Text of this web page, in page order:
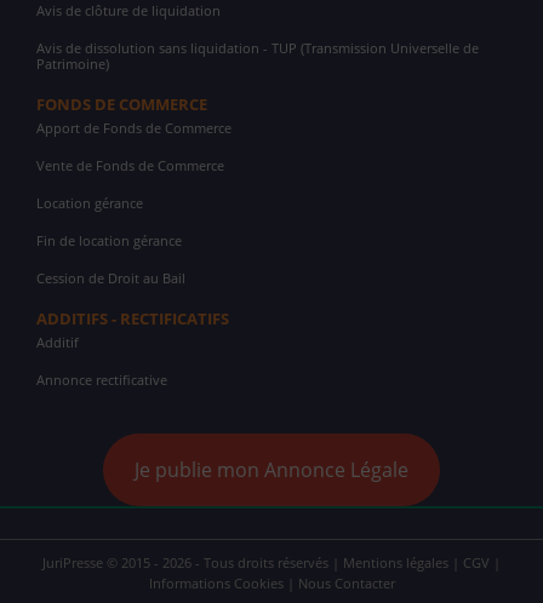
Avis de clôture de liquidation
Avis de dissolution sans liquidation - TUP (Transmission Universelle de
Patrimoine)
FONDS DE COMMERCE
Apport de Fonds de Commerce
Vente de Fonds de Commerce
Location gérance
Fin de location gérance
Cession de Droit au Bail
ADDITIFS - RECTIFICATIFS
Additif
Annonce rectificative
Je publie mon Annonce Légale
JuriPresse © 2015 - 2026 - Tous droits réservés | Mentions légales CGV
Informations Cookies| Nous Contacter